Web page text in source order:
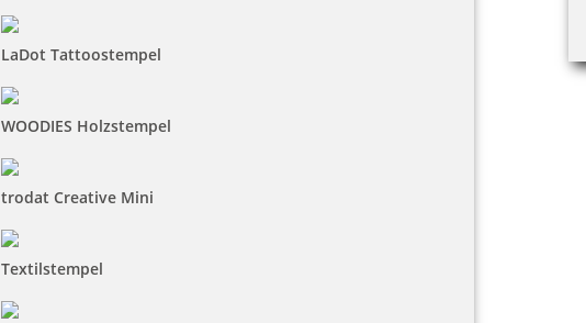
LaDot Tattoostempel
WOODIES Holzstempel
trodat Creative Mini
Textilstempel